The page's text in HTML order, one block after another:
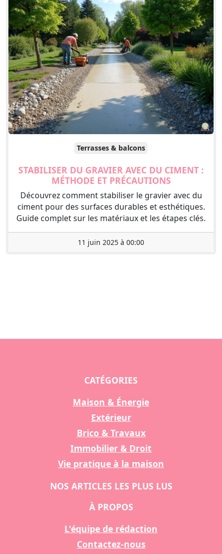
Terrasses & balcons
STABILISER DU GRAVIER AVEC DU CIMENT :
MÉTHODE ET PRÉCAUTIONS
Découvrez comment stabiliser le gravier avec du
ciment pour des surfaces durables et esthétiques.
Guide complet sur les matériaux et les étapes clés.
11 juin 2025 à 00:00
CATÉGORIES
Maison & Énergie
Extérieur
Brico & Travaux
Immobilier & Droit
Vie pratique à la maison
NOS ARTICLES LES PLUS LUS
À PROPOS
L'équipe de rédaction
Contactez-nous